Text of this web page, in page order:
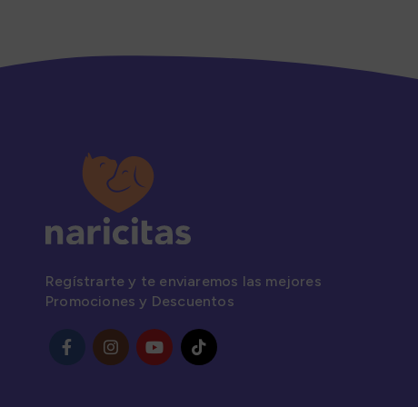
Regístrarte y te enviaremos las mejores
Promociones y Descuentos